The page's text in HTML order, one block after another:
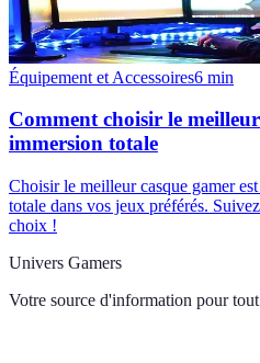
Équipement et Accessoires6 min
Comment choisir le
immersion totale
Choisir le meilleur casque gamer
totale dans vos jeux préférés.
choix !
Univers Gamers
Votre source d'information pour